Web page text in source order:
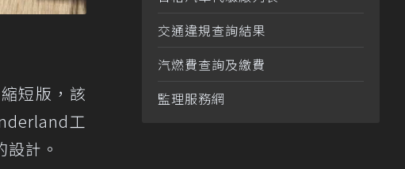
短版，該
工
計。
交通違規查詢結果
汽燃費查詢及繳費
監理服務網